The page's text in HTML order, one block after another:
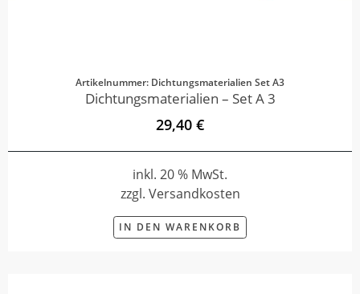
Artikelnummer: Dichtungsmaterialien Set A3
Dichtungsmaterialien – Set A 3
29,40 €
inkl. 20 % MwSt.
zzgl. Versandkosten
IN DEN WARENKORB